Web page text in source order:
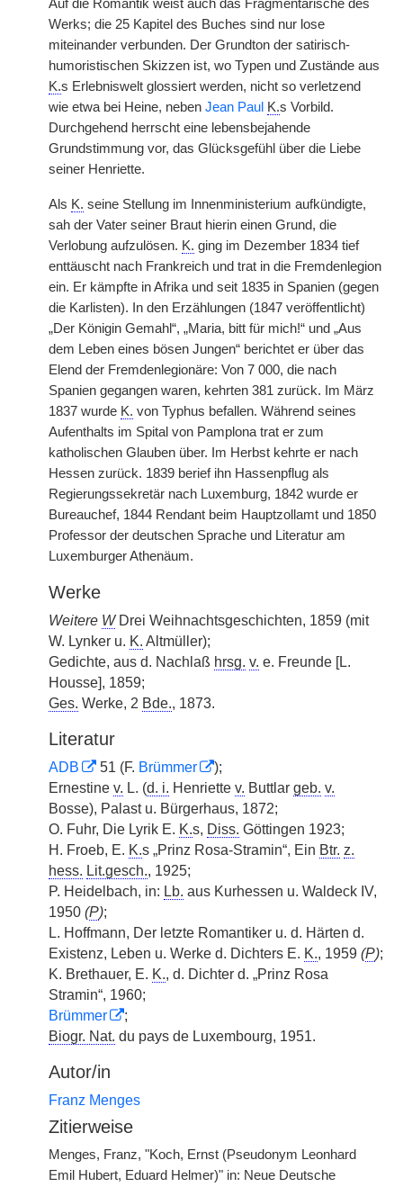
Auf die Romantik weist auch das Fragmentarische des
Werks; die 25 Kapitel des Buches sind nur lose
miteinander verbunden. Der Grundton der satirisch-
humoristischen Skizzen ist, wo Typen und Zustände aus
K.s Erlebniswelt glossiert werden, nicht so verletzend
wie etwa bei Heine, neben Jean Paul K.s Vorbild.
Durchgehend herrscht eine lebensbejahende
Grundstimmung vor, das Glücksgefühl über die Liebe
seiner Henriette.
Als K. seine Stellung im Innenministerium aufkündigte,
sah der Vater seiner Braut hierin einen Grund, die
Verlobung aufzulösen. K. ging im Dezember 1834 tief
enttäuscht nach Frankreich und trat in die Fremdenlegion
ein. Er kämpfte in Afrika und seit 1835 in Spanien (gegen
die Karlisten). In den Erzählungen (1847 veröffentlicht)
„Der Königin Gemahl“, „Maria, bitt für mich!“ und „Aus
dem Leben eines bösen Jungen“ berichtet er über das
Elend der Fremdenlegionäre: Von 7 000, die nach
Spanien gegangen waren, kehrten 381 zurück. Im März
1837 wurde K. von Typhus befallen. Während seines
Aufenthalts im Spital von Pamplona trat er zum
katholischen Glauben über. Im Herbst kehrte er nach
Hessen zurück. 1839 berief ihn Hassenpflug als
Regierungssekretär nach Luxemburg, 1842 wurde er
Bureauchef, 1844 Rendant beim Hauptzollamt und 1850
Professor der deutschen Sprache und Literatur am
Luxemburger Athenäum.
Werke
Weitere WDrei Weihnachtsgeschichten, 1859 (mit
W. Lynker u. K. Altmüller);
Gedichte, aus d. Nachlaß hrsg. v. e. Freunde [L.
Housse], 1859;
Ges. Werke, 2 Bde., 1873.
Literatur
ADB 51 (F. Brümmer
);
Ernestine v. L. (d. i. Henriette v. Buttlar geb. v.
Bosse), Palast u. Bürgerhaus, 1872;
O. Fuhr, Die Lyrik E. K.s, Diss. Göttingen 1923;
H. Froeb, E. K.s „Prinz Rosa-Stramin“, Ein Btr. z.
hess. Lit.gesch., 1925;
P. Heidelbach, in: Lb. aus Kurhessen u. Waldeck IV,
1950 (P);
L. Hoffmann, Der letzte Romantiker u. d. Härten d.
Existenz, Leben u. Werke d. Dichters E. K., 1959 (P);
K. Brethauer, E. K., d. Dichter d. „Prinz Rosa
Stramin“, 1960;
Brümmer
;
Biogr. Nat. du pays de Luxembourg, 1951.
Autor/in
Franz Menges
Zitierweise
Menges, Franz, "Koch, Ernst (Pseudonym Leonhard
Emil Hubert, Eduard Helmer)" in: Neue Deutsche